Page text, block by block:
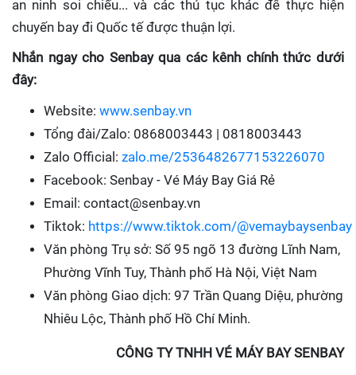
an ninh soi chiếu... và các thủ tục khác để thực hiện
chuyến bay đi Quốc tế được thuận lợi.
Nhắn ngay cho Senbay qua các kênh chính thức dưới
đây:
Website: www.senbay.vn
Tổng đài/Zalo: 0868003443 | 0818003443
Zalo Official: zalo.me/2536482677153226070
Facebook: Senbay - Vé Máy Bay Giá Rẻ
Email: contact@senbay.vn
Tiktok: https://www.tiktok.com/@vemaybaysenbay
Văn phòng Trụ sở: Số 95 ngõ 13 đường Lĩnh Nam,
Phường Vĩnh Tuy, Thành phố Hà Nội, Việt Nam
Văn phòng Giao dịch: 97 Trần Quang Diệu, phường
Nhiêu Lộc, Thành phố Hồ Chí Minh.
CÔNG TY TNHH VÉ MÁY BAY SENBAY